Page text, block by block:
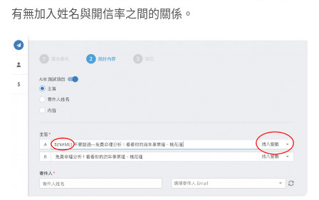
有無加入姓名與開信率之間的關係。